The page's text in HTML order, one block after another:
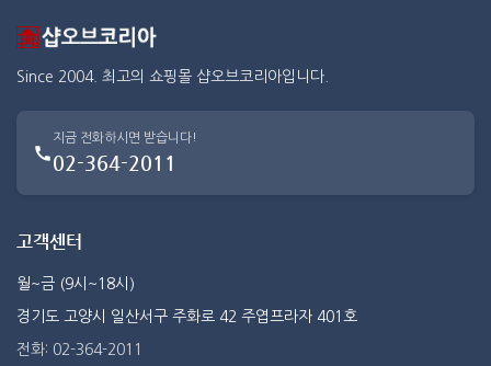
Since 2004. 최고의 쇼핑몰 샵오브코리아입니다.
지금 전화하시면 받습니다!
02-364-2011
고객센터
월~금 (9시~18시)
경기도 고양시 일산서구 주화로 42 주엽프라자 401호
전화: 02-364-2011